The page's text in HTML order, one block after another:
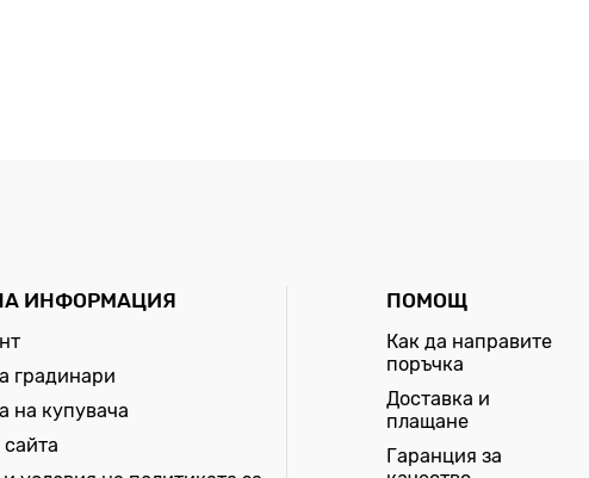
ИНФОРМАЦИЯ
градинари
на купувача
ПОМОЩ
Как да направите
поръчка
Доставка и
плащане
Гаранция за